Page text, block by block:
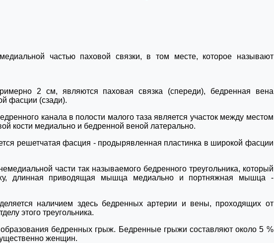
частью паховой связки, в том месте, которое называют
2 см, являются паховая связка (спереди), бедренная вена
фасции (сзади).
канала в полости малого таза является участок между местом
кости медиально и бедренной веной латерально.
решетчатая фасция - продырявленная пластинка в широкой фасции
части так называемого бедренного треугольника, который
длинная приводящая мышца медиально и портняжная мышца -
наличием здесь бедренных артерии и вены, проходящих от
этого треугольника.
бедренных грыж. Бедренные грыжи составляют около 5 %
женщин.